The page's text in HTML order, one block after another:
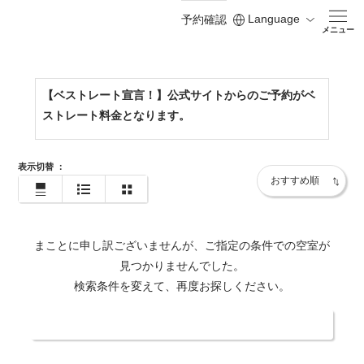
予約確認 Language
メニュー
https://www.shodoshima-kh.jp/
【ベストレート宣言！】公式サイトからのご予約がベ
ストレート料金となります。
表示切替 ：
まことに申し訳ございませんが、ご指定の条件での空室が
見つかりませんでした。
検索条件を変えて、再度お探しください。